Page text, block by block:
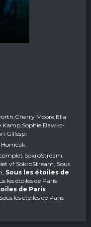
Moore,Ella
Kamp,Sophie Bawks-
Gillespi
Homeak
SokroStream,
vf SokroStream, Sous
Sous les étoiles de
les étoiles de Paris
de Paris
, Sous les étoiles de Paris